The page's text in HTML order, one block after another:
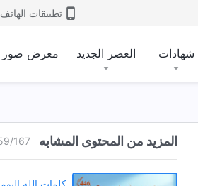
تطبيقات
شهادات العصر الجديد معرض صور
المزيد من المحتوى المشابه /167
الحياة | اقتباس 444
8:53
الحياة | اقتباس 445
كلمات الله